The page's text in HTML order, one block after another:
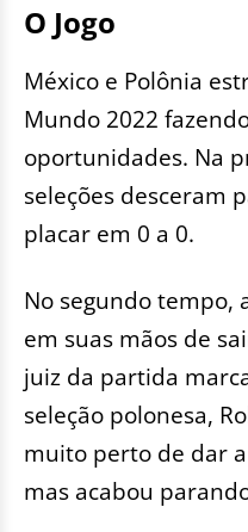
O Jogo
México e Polônia
Mundo 2022
oportunidades. Na
seleções desceram
placar em 0 a 0.
No segundo tempo,
em suas mãos de
juiz da partida
seleção polonesa,
muito perto de dar a
mas acabou